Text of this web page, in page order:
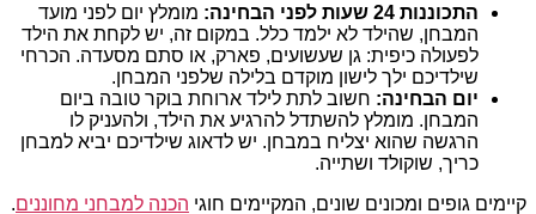
התכוננות 24 שעות לפני הבחינה:
מומלץ יום לפני מועד
המבחן, שהילד לא ילמד כלל. במקום זה, יש לקחת את הילד
לפעולה כיפית: גן שעשועים, פארק, או סתם מסעדה. הכרחי
שילדיכם ילך לישון מוקדם בלילה שלפני המבחן.
יום הבחינה: חשוב לתת לילד ארוחת בוקר טובה ביום
המבחן. מומלץ להשתדל להרגיע את הילד, ולהעניק לו
הרגשה שהוא יצליח במבחן. יש לדאוג שילדיכם יביא למבחן
כריך, שוקולד ושתייה.
קיימים גופים ומכונים שונים, המקיימים חוגי הכנה למבחני מחוננים.